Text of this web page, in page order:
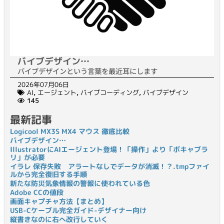
バイブデザイン…
バイブデザインという言葉を最近耳にします
2026年07月06日
AI, エージェント, バイブコーディング, バイブデザイン
145
最新記事
Logicool MX3S MX4 マウス 徹底比較
バイブデザイン…
IllustratorにAIエージェント登場！「操作」より「ボキャブラ
リ」が必要
イラレ 保存失敗 アラートなしでデータが消滅！？.tmpファイ
ルから完全復旧する手順
新たな防災気象情報の警報に使われている色
Adobe CCの値段
画面キャプチャ方法【まとめ】
USB-Cケーブル完全ガイド-デザイナー向け
縦書きなのに右へ改行していく